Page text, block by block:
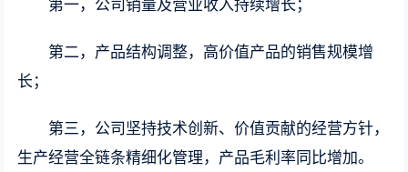
第一，公司销量及营业收入持续增长；
第二，产品结构调整，高价值产品的销售规模增
长；
第三，公司坚持技术创新、价值贡献的经营方针，
生产经营全链条精细化管理，产品毛利率同比增加。